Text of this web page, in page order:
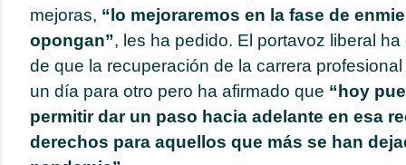
mejoras, “lo mejoraremos en la fase de
opongan”, les ha pedido. El portavoz liberal
de que la recuperación de la carrera
un día para otro pero ha afirmado que “hoy
permitir dar un paso hacia adelante en esa
derechos para aquellos que más se han